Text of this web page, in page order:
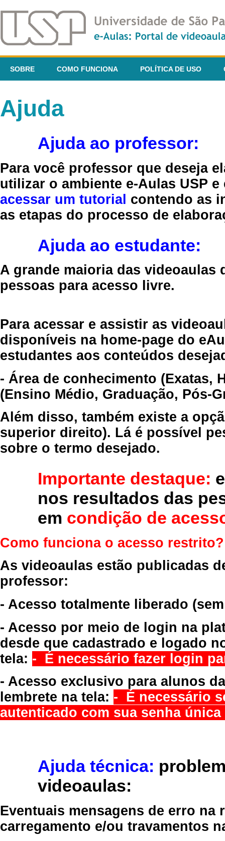
SOBRE COMO FUNCIONA POLÍTICA DE USO
Ajuda
Ajuda ao professor:
Para você professor que deseja
utilizar o ambiente e-Aulas USP
acessar um tutorial contendo as
as etapas do processo de
Ajuda ao estudante:
A grande maioria das videoaulas
pessoas para acesso livre.
Para acessar e assistir as
disponíveis na home-page do
estudantes aos conteúdos
- Área de conhecimento (Exatas,
(Ensino Médio, Graduação, Pós-
Além disso, também existe a
superior direito). Lá é possível
sobre o termo desejado.
Importante destaque:
nos resultados das
em condição de
Como funciona o acesso restrito?
As videoaulas estão publicadas
professor:
- Acesso totalmente liberado
- Acesso por meio de login na
desde que cadastrado e logado
tela: - É necessário fazer login
- Acesso exclusivo para alunos
lembrete na tela: - É necessário
autenticado com sua senha
Ajuda técnica:
videoaulas:
Eventuais mensagens de erro
carregamento e/ou travamentos